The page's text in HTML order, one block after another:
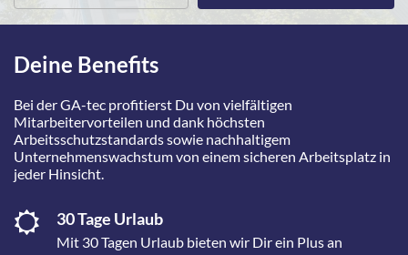
Deine Benefits
Bei der GA-tec profitierst Du von vielfältigen
Mitarbeitervorteilen und dank höchsten
Arbeitsschutzstandards sowie nachhaltigem
Unternehmenswachstum von einem sicheren Arbeitsplatz in
jeder Hinsicht.
30 Tage Urlaub
Mit 30 Tagen Urlaub bieten wir Dir ein Plus an